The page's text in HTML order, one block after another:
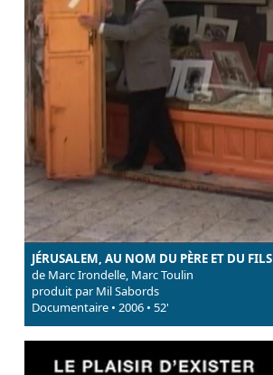
JÉRUSALEM, AU NOM DU PÈRE ET DU FILS
de Marc Irondelle, Marc Toulin
produit par Mil Sabords
Documentaire • 2006 • 52'